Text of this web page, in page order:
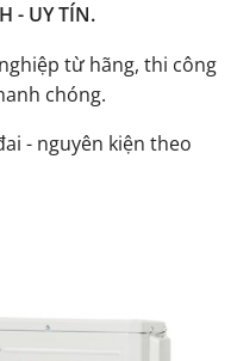
- UY TÍN.
từ hãng, thi công
chóng.
- nguyên kiện theo